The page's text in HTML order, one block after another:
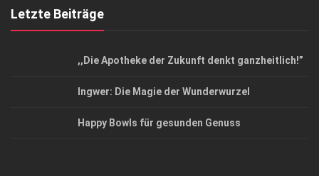
Letzte Beiträge
,,Die Apotheke der Zukunft denkt ganzheitlich!”
Ingwer: Die Magie der Wunderwurzel
Happy Bowls für gesunden Genuss